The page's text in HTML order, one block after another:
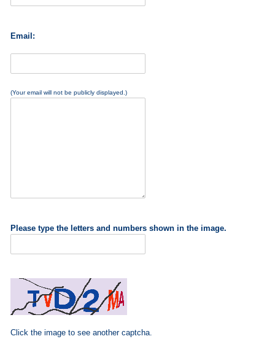
Email:
(Your email will not be publicly displayed.)
Please type the letters and numbers shown in the image.
Click the image to see another captcha.